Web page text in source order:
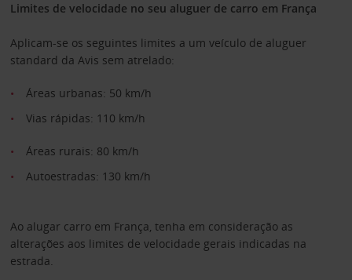
Limites de velocidade no seu aluguer de carro em França
Aplicam-se os seguintes limites a um veículo de aluguer
standard da Avis sem atrelado:
Áreas urbanas: 50 km/h
Vias rápidas: 110 km/h
Áreas rurais: 80 km/h
Autoestradas: 130 km/h
Ao alugar carro em França, tenha em consideração as
alterações aos limites de velocidade gerais indicadas na
estrada.